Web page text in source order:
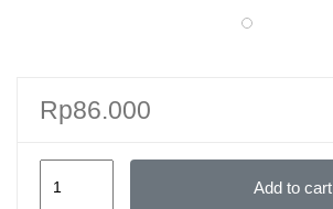
Rp86.000
Add to cart